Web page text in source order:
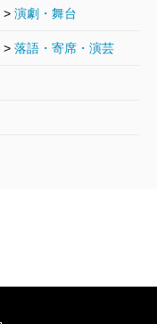
> 演劇・舞台
> 落語・寄席・演芸